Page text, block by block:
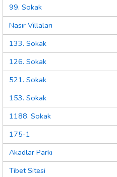
99. Sokak
Nasır Villaları
133. Sokak
126. Sokak
521. Sokak
153. Sokak
1188. Sokak
175-1
Akadlar Parkı
Tibet Sitesi